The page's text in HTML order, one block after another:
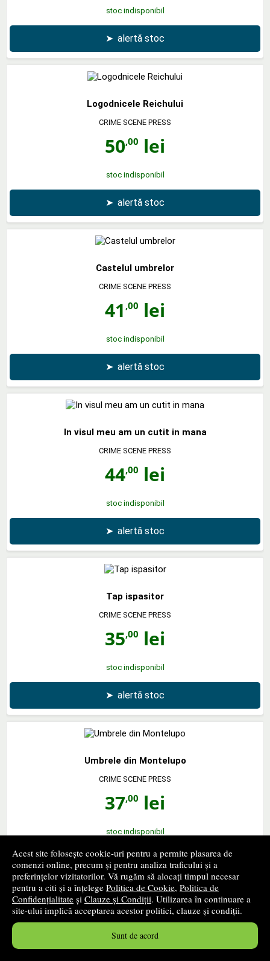
Acest site folosește cookie-uri pentru a permite plasarea de
comenzi online, precum și pentru analiza traficului și a
preferințelor vizitatorilor. Vă rugăm să alocați timpul necesar
pentru a citi și a înțelege Politica de Cookie, Politica de
Confidențialitate și Clauze și Condiții. Utilizarea în continuare a
site-ului implică acceptarea acestor politici, clauze și condiții.
Sunt de acord
stoc indisponibil
➤ alertă stoc
Logodnicele Reichului
CRIME SCENE PRESS
50,00 lei
stoc indisponibil
➤ alertă stoc
Castelul umbrelor
CRIME SCENE PRESS
41 ,00 lei
stoc indisponibil
➤ alertă stoc
In visul meu am un cutit in mana
CRIME SCENE PRESS
44,00 lei
stoc indisponibil
➤ alertă stoc
Tap ispasitor
CRIME SCENE PRESS
35,00 lei
stoc indisponibil
➤ alertă stoc
Umbrele din Montelupo
CRIME SCENE PRESS
37,00 lei
stoc indisponibil
➤ alertă stoc
Doamna din masina cu ochelari si o pusca